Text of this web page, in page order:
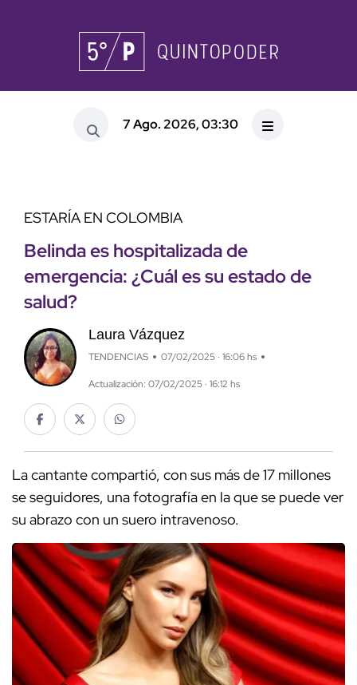
7 Ago. 2026, 03:30
ESTARÍA EN COLOMBIA
Belinda es hospitalizada de
emergencia: ¿Cuál es su estado de
salud?
Laura Vázquez
TENDENCIAS 07/02/2025 · 16:06 hs
Actualización: 07/02/2025 · 16:12 hs
La cantante compartió, con sus más de 17 millones
se seguidores, una fotografía en la que se puede ver
su abrazo con un suero intravenoso.